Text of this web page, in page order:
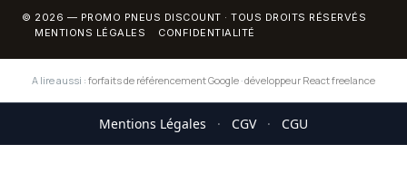
© 2026 — PROMO PNEUS DISCOUNT · TOUS DROITS RÉSERVÉS
MENTIONS LÉGALES
CONFIDENTIALITÉ
A lire aussi : forfaits de référencement Google ·développeur React freelance
Mentions Légales · CGV · CGU